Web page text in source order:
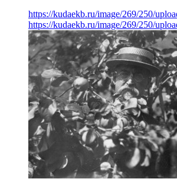
https://kudaekb.ru/image/269/250/
https://kudaekb.ru/image/269/250/